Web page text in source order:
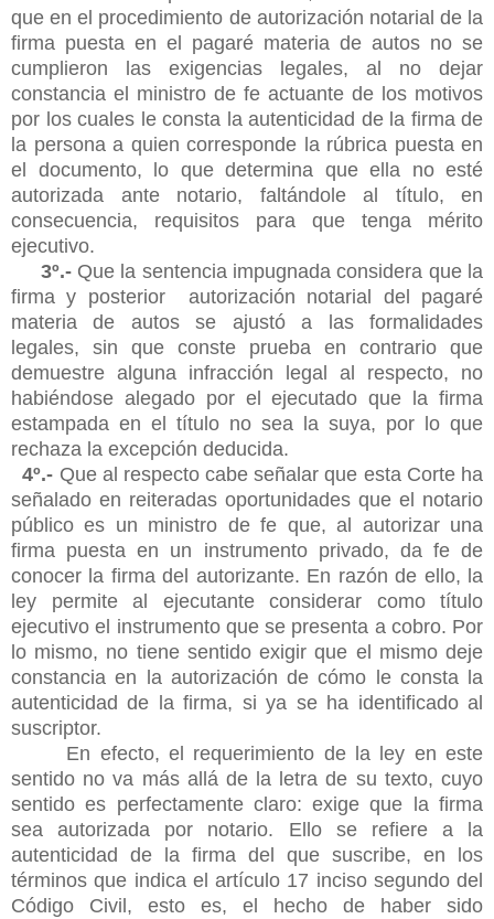
que en el procedimiento de autorización notarial de la
firma puesta en el pagaré materia de autos no se
cumplieron las exigencias legales, al no dejar
constancia el ministro de fe actuante de los motivos
por los cuales le consta la autenticidad de la firma de
la persona a quien corresponde la rúbrica puesta en
el documento, lo que determina que ella no esté
autorizada ante notario, faltándole al título, en
consecuencia, requisitos para que tenga mérito
ejecutivo.
3º.-Que la sentencia impugnada considera que la
firma y posterior autorización notarial del pagaré
materia de autos se ajustó a las formalidades
legales, sin que conste prueba en contrario que
demuestre alguna infracción legal al respecto, no
habiéndose alegado por el ejecutado que la firma
estampada en el título no sea la suya, por lo que
rechaza la excepción deducida.
4º.- Que al respecto cabe señalar que esta Corte ha
señalado en reiteradas oportunidades que el notario
público es un ministro de fe que, al autorizar una
firma puesta en un instrumento privado, da fe de
conocer la firma del autorizante. En razón de ello, la
ley permite al ejecutante considerar como título
ejecutivo el instrumento que se presenta a cobro. Por
lo mismo, no tiene sentido exigir que el mismo deje
constancia en la autorización de cómo le consta la
autenticidad de la firma, si ya se ha identificado al
suscriptor.
En efecto, el requerimiento de la ley en este
sentido no va más allá de la letra de su texto, cuyo
sentido es perfectamente claro: exige que la firma
sea autorizada por notario. Ello se refiere a la
autenticidad de la firma del que suscribe, en los
términos que indica el artículo 17 inciso segundo del
Código Civil, esto es, el hecho de haber sido